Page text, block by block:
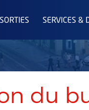
SERVICES &
du